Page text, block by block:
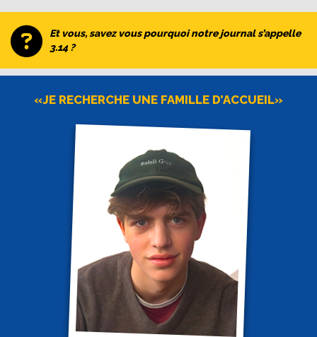
Et vous, savez vous pourquoi notre journal s’appelle
3.14 ?
«JE RECHERCHE UNE FAMILLE D’ACCUEIL»